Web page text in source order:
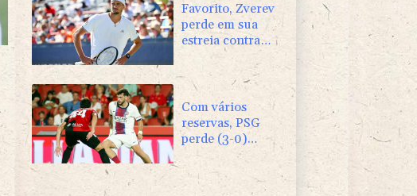
Favorito, Zverev
perde em sua
estreia contra
Griekspoor no
Masters 1000 de
Montreal
Com vários
reservas, PSG
perde (3-0)
amistoso contra o
Mallorca, da 2ª
divisão espanhola